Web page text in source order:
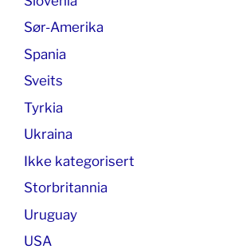
Sør-Amerika
Spania
Sveits
Tyrkia
Ukraina
Ikke kategorisert
Storbritannia
Uruguay
USA